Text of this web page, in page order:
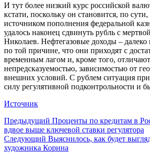
И тут более низкий курс российской
кстати, поскольку он становится, по
источником пополнения федеральной
удалось наконец сдвинуть рубль с
Николаев. Нефтегазовые доходы – далеко
по той причине, что они приходят с
временным лагом и, кроме того,
непредсказуемостью, зависимостью от
внешних условий. С рублем ситуация
силу регулятивной подконтрольности и
Источник
Предыдущий Проценты по кредитам в
вдвое выше ключевой ставки регулятора
Следующий Выяснилось, как будет
художника Корина